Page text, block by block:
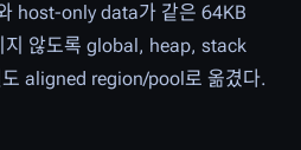
host-only data가 같은 64KB
않도록 global, heap, stack
aligned region/pool로 옮겼다.